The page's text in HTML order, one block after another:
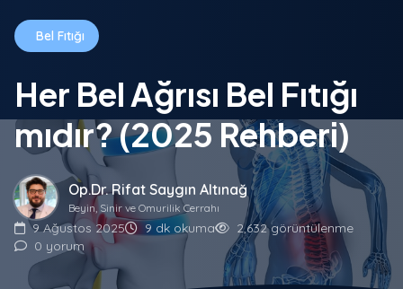
Bel Fıtığı
Her Bel Ağrısı Bel Fıtığı
mıdır? (2025 Rehberi)
Op.Dr. Rifat Saygın Altınağ
Beyin, Sinir ve Omurilik Cerrahı
9 Ağustos 2025 9 dk okuma
2,632 görüntülenme
0 yorum